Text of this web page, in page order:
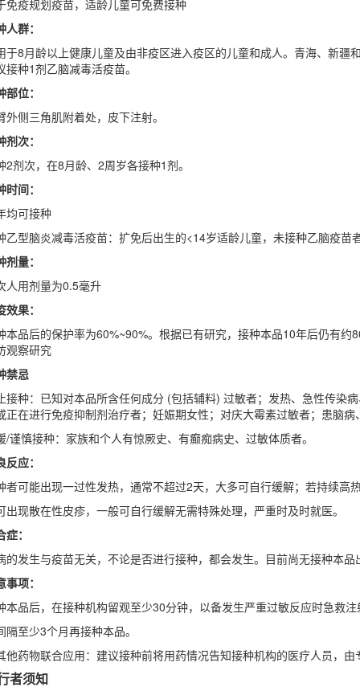
免疫规划疫苗，适龄儿童可免费接种
人群：
于8月龄以上健康儿童及由非疫区进入疫区的儿童和成人。青海、新
接种1剂乙脑减毒活疫苗。
部位：
外侧三角肌附着处，皮下注射。
剂次：
2剂次，在8月龄、2周岁各接种1剂。
时间：
均可接种
乙型脑炎减毒活疫苗：扩免后出生的<14岁适龄儿童，未接种乙脑疫
剂量：
人用剂量为0.5毫升
效果：
本品后的保护率为60%~90%。根据已有研究，接种本品10年后仍有
观察研究
禁忌
接种：已知对本品所含任何成分 (包括辅料) 过敏者；发热、急性传染
正在进行免疫抑制剂治疗者；妊娠期女性；对庆大霉素过敏者；患脑
/谨慎接种：家族和个人有惊厥史、有癫痴病史、过敏体质者。
反应：
者可能出现一过性发热，通常不超过2天，大多可自行缓解；若持续高
出现散在性皮疹，一般可自行缓解无需特殊处理，严重时及时就医。
：
的发生与疫苗无关，不论是否进行接种，都会发生。目前尚无接种本
事项：
本品后，在接种机构留观至少30分钟，以备发生严重过敏反应时急救
隔至少3个月再接种本品。
他药物联合应用：建议接种前将用药情况告知接种机构的医疗人员，
者须知